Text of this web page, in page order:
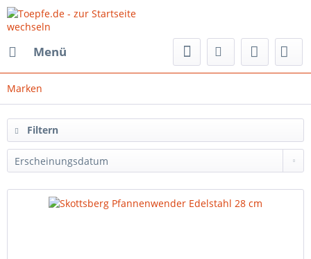
Menü
Marken
Filtern